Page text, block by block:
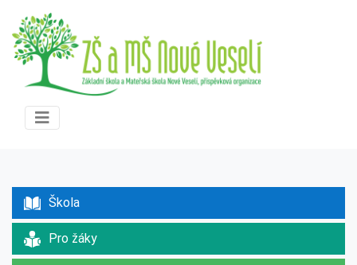
Škola
Pro žáky